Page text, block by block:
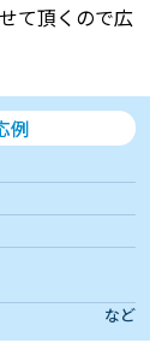
て頂くので広
例
など